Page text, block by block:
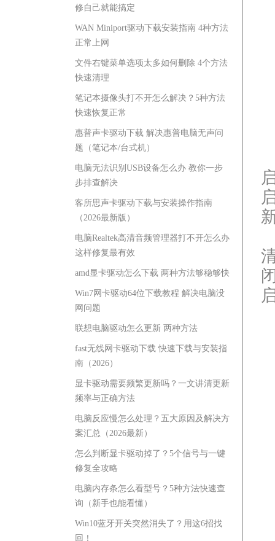
修自己就能搞定
WAN Miniport驱动下载安装指南 4种方法
正常上网
文件右键菜单选项太多如何删除 4个方法
快速清理
笔记本摄像头打不开怎么解决？5种方法
快速恢复正常
惠普声卡驱动下载 解决惠普电脑无声问
题（笔记本/台式机）
电脑无法识别USB设备怎么办 教你一步
步排查解决
客所思声卡驱动下载与安装操作指南
（2026最新版）
电脑Realtek高清音频管理器打不开怎么办
这样修复最有效
amd显卡驱动怎么下载 两种方法够稳够快
Win7网卡驱动64位下载教程 解决电脑没
网问题
联想电脑驱动怎么更新 两种方法
fast无线网卡驱动下载 快速下载与安装指
南（2026）
显卡驱动需要频繁更新吗？一文讲清更新
频率与正确方法
电脑反应慢怎么处理？五大原因及解决方
案汇总（2026最新）
怎么判断显卡驱动掉了？5个信号与一键
修复全攻略
电脑内存条怎么看型号？5种方法快速查
询（新手也能看懂）
Win10蓝牙开关突然消失了？用这6招找
回！